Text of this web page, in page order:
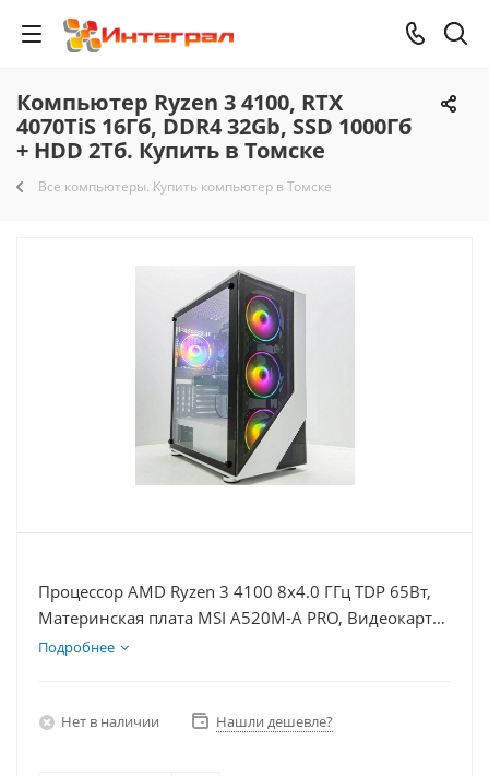
Компьютер Ryzen 3 4100, RTX
4070TiS 16Гб, DDR4 32Gb, SSD 1000Гб
+ HDD 2Тб. Купить в Томске
Все компьютеры. Купить компьютер в Томске
Процессор AMD Ryzen 3 4100 8x4.0 ГГц TDP 65Вт,
Материнская плата MSI A520M-A PRO, Видеокарта
RTX 4070TiS 16Гб, Память DDR4 32Gb, Диски SSD
Подробнее
Нет в наличии Нашли дешевле?